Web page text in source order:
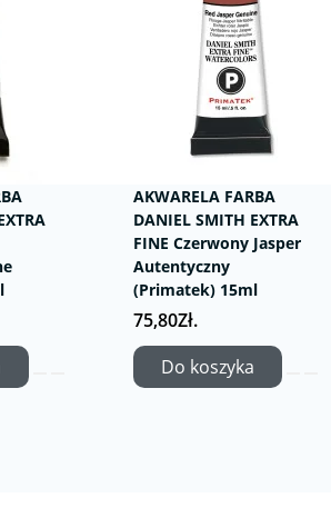
AKWARELA FARBA
DANIEL SMITH EXTRA
FINE Czerwony Jasper
Autentyczny
(Primatek) 15ml
75,80Zł.
Do koszyka